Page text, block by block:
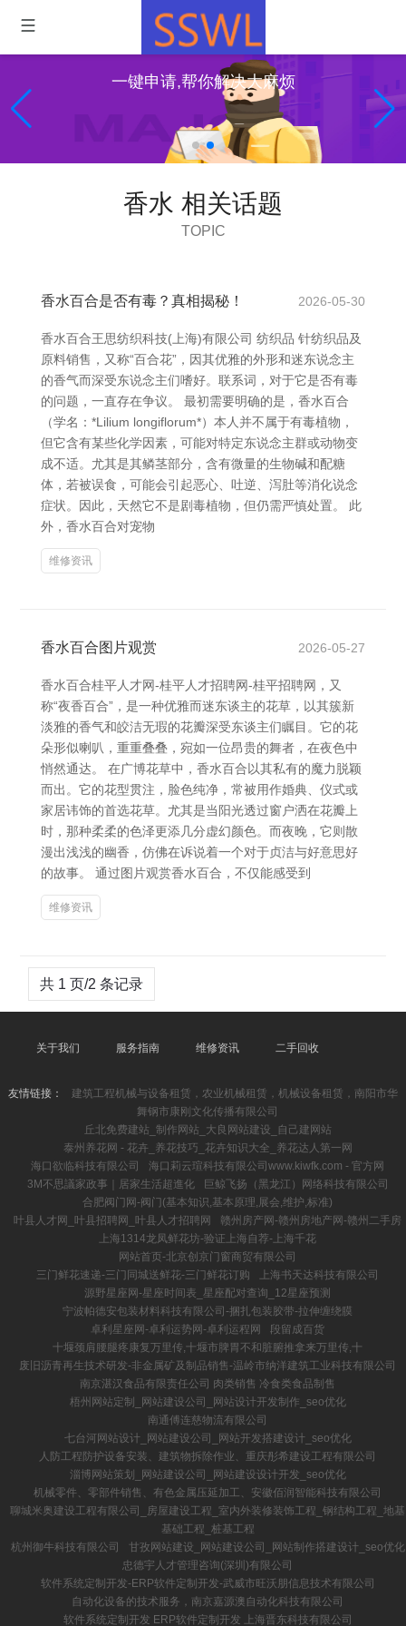
一键申请,帮你解决大麻烦
香水 相关话题
TOPIC
香水百合是否有毒？真相揭秘！ 2026-05-30
香水百合王思纺织科技(上海)有限公司 纺织品 针纺织品及
原料销售，又称“百合花”，因其优雅的外形和迷东说念主
的香气而深受东说念主们嗜好。联系词，对于它是否有毒
的问题，一直存在争议。 最初需要明确的是，香水百合
（学名：*Lilium longiflorum*）本人并不属于有毒植物，
但它含有某些化学因素，可能对特定东说念主群或动物变
成不适。尤其是其鳞茎部分，含有微量的生物碱和配糖
体，若被误食，可能会引起恶心、吐逆、泻肚等消化说念
症状。因此，天然它不是剧毒植物，但仍需严慎处置。 此
外，香水百合对宠物
维修资讯
香水百合图片观赏 2026-05-27
香水百合桂平人才网-桂平人才招聘网-桂平招聘网，又
称“夜香百合”，是一种优雅而迷东谈主的花草，以其簇新
淡雅的香气和皎洁无瑕的花瓣深受东谈主们瞩目。它的花
朵形似喇叭，重重叠叠，宛如一位昂贵的舞者，在夜色中
悄然通达。 在广博花草中，香水百合以其私有的魔力脱颖
而出。它的花型贯注，脸色纯净，常被用作婚典、仪式或
家居讳饰的首选花草。尤其是当阳光透过窗户洒在花瓣上
时，那种柔柔的色泽更添几分虚幻颜色。而夜晚，它则散
漫出浅浅的幽香，仿佛在诉说着一个对于贞洁与好意思好
的故事。 通过图片观赏香水百合，不仅能感受到
维修资讯
共 1 页/2 条记录
关于我们 服务指南 维修资讯 二手回收
友情链接：
建筑工程机械与设备租赁，农业机械租赁，机械设备租赁，南阳市华
舞钢市康刚文化传播有限公司
丘北免费建站_制作网站_大良网站建设_自己建网站
泰州养花网 - 花卉_养花技巧_花卉知识大全_养花达人第一网
海口欲临科技有限公司
海口莉云瑄科技有限公司www.kiwfk.com - 官方网
3M不思議家政事｜居家生活超進化
巨鲸飞扬（黑龙江）网络科技有限公司
合肥阀门网-阀门(基本知识,基本原理,展会,维护,标准)
叶县人才网_叶县招聘网_叶县人才招聘网
赣州房产网-赣州房地产网-赣州二手房
上海1314龙凤鲜花坊-验证上海自荐-上海千花
网站首页-北京创京门窗商贸有限公司
三门鲜花速递-三门同城送鲜花-三门鲜花订购
上海书天达科技有限公司
源野星座网-星座时间表_星座配对查询_12星座预测
宁波帕德安包装材料科技有限公司-捆扎包装胶带-拉伸缠绕膜
卓利星座网-卓利运势网-卓利运程网
段留成百货
十堰颈肩腰腿疼康复万里传,十堰市脾胃不和脏腑推拿来万里传,十
废旧沥青再生技术研发-非金属矿及制品销售-温岭市纳洋建筑工业科技有限公司
南京湛汉食品有限责任公司 肉类销售 冷食类食品制售
梧州网站定制_网站建设公司_网站设计开发制作_seo优化
南通傅连慈物流有限公司
七台河网站设计_网站建设公司_网站开发搭建设计_seo优化
人防工程防护设备安装、建筑物拆除作业、重庆彤希建设工程有限公司
淄博网站策划_网站建设公司_网站建设设计开发_seo优化
机械零件、零部件销售、有色金属压延加工、安徽佰润智能科技有限公司
聊城米奥建设工程有限公司_房屋建设工程_室内外装修装饰工程_钢结构工程_地基
基础工程_桩基工程
杭州御牛科技有限公司
甘孜网站建设_网站建设公司_网站制作搭建设计_seo优化
忠德宇人才管理咨询(深圳)有限公司
软件系统定制开发-ERP软件定制开发-武威市旺沃朋信息技术有限公司
自动化设备的技术服务，南京嘉源澳自动化科技有限公司
软件系统定制开发 ERP软件定制开发 上海晋东科技有限公司